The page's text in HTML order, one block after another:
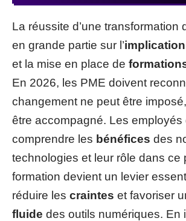
La réussite d’une transformation
en grande partie sur l’
et la mise en place de
En 2026, les PME doivent
changement ne peut être
être accompagné. Les employés
comprendre les bénéfices des
technologies et leur rôle dans ce
formation devient un levier
réduire les craintes et favoriser
fluide des outils numériques. En